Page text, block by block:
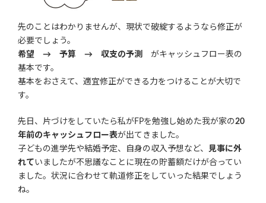
先のことはわかりませんが、現状で破綻するようなら修正が
必要でしょう。
希望 → 予算 → 収支の予測
がキャッシュフロー表の
基本です。
基本をおさえて、適宜修正ができる力をつけることが大切で
す。
先日、片づけをしていたら私がFPを勉強し始めた我が家の20
年前のキャッシュフロー表が出てきました。
子どもの進学先や結婚予定、自身の収入予想など、
見事に外
れていましたが不思議なことに現在の貯蓄額だけが合ってい
ました。状況に合わせて軌道修正をしていった結果でしょう
ね。